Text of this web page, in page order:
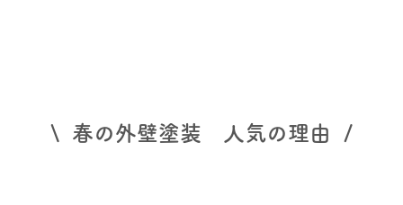
\ 春の外壁塗装 人気の理由 /